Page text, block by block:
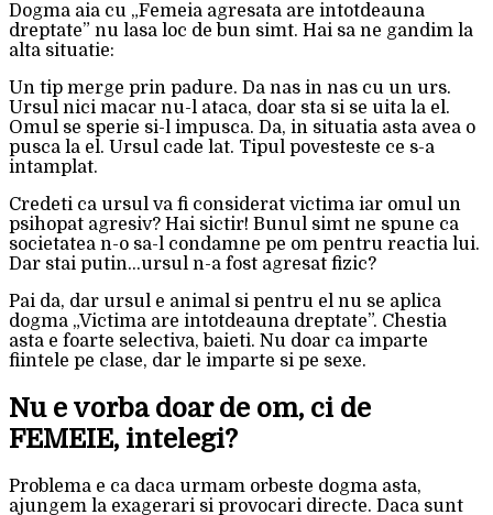
Dogma aia cu „Femeia agresata are intotdeauna
dreptate” nu lasa loc de bun simt. Hai sa ne gandim la
alta situatie:
Un tip merge prin padure. Da nas in nas cu un urs.
Ursul nici macar nu-l ataca, doar sta si se uita la el.
Omul se sperie si-l impusca. Da, in situatia asta avea o
pusca la el. Ursul cade lat. Tipul povesteste ce s-a
intamplat.
Credeti ca ursul va fi considerat victima iar omul un
psihopat agresiv? Hai sictir! Bunul simt ne spune ca
societatea n-o sa-l condamne pe om pentru reactia lui.
Dar stai putin…ursul n-a fost agresat fizic?
Pai da, dar ursul e animal si pentru el nu se aplica
dogma „Victima are intotdeauna dreptate”. Chestia
asta e foarte selectiva, baieti. Nu doar ca imparte
fiintele pe clase, dar le imparte si pe sexe.
Nu e vorba doar de om, ci de
FEMEIE, intelegi?
Problema e ca daca urmam orbeste dogma asta,
ajungem la exagerari si provocari directe. Daca sunt